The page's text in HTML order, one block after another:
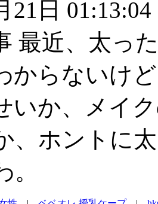
21日 01:13:04
最近、太っ
からないけ
いか、メイ
、ホントに